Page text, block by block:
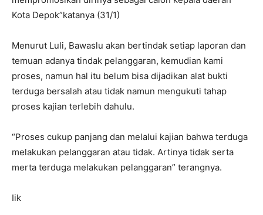
Kota Depok”katanya (31/1)
Menurut Luli, Bawaslu akan bertindak setiap laporan dan
temuan adanya tindak pelanggaran, kemudian kami
proses, namun hal itu belum bisa dijadikan alat bukti
terduga bersalah atau tidak namun mengukuti tahap
proses kajian terlebih dahulu.
“Proses cukup panjang dan melalui kajian bahwa terduga
melakukan pelanggaran atau tidak. Artinya tidak serta
merta terduga melakukan pelanggaran” terangnya.
Iik